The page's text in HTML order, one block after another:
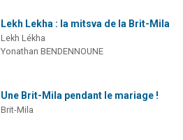
Lekh Lekha : la mitsva de la Brit-Mila
Lekh Lékha
Yonathan BENDENNOUNE
Une Brit-Mila pendant le mariage !
Brit-Mila